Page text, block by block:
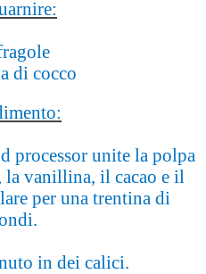
di cocco
processor unite la polpa
la vanillina, il cacao e il
per una trentina di
in dei calici.